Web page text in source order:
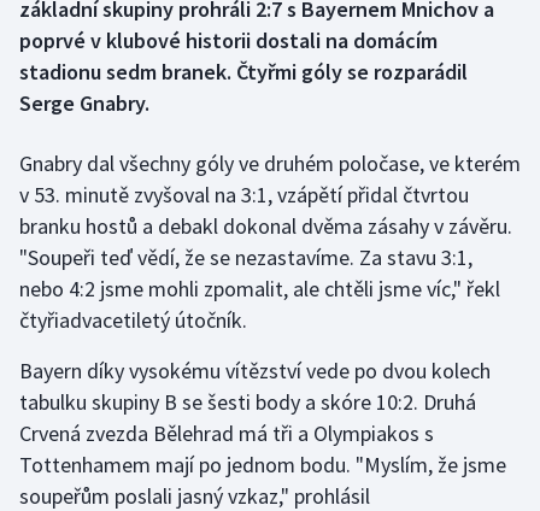
Dostihy
Florbal
Golf
Gymnastika
Házená
Jezdectví
Judo
Krasobruslení
základní skupiny prohráli 2:7 s Bayernem Mnichov a
poprvé v klubové historii dostali na domácím
stadionu sedm branek. Čtyřmi góly se rozparádil
Serge Gnabry.
Gnabry dal všechny góly ve druhém poločase, ve kterém
v 53. minutě zvyšoval na 3:1, vzápětí přidal čtvrtou
branku hostů a debakl dokonal dvěma zásahy v závěru.
"Soupeři teď vědí, že se nezastavíme. Za stavu 3:1,
nebo 4:2 jsme mohli zpomalit, ale chtěli jsme víc," řekl
čtyřiadvacetiletý útočník.
Bayern díky vysokému vítězství vede po dvou kolech
tabulku skupiny B se šesti body a skóre 10:2. Druhá
Crvená zvezda Bělehrad má tři a Olympiakos s
Tottenhamem mají po jednom bodu. "Myslím, že jsme
soupeřům poslali jasný vzkaz," prohlásil